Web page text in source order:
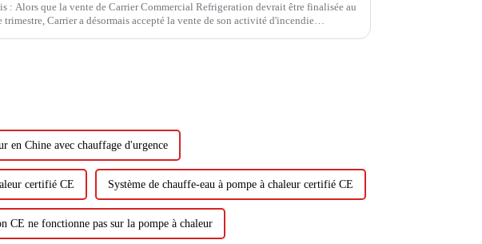
: Alors que la vente de Carrier Commercial Refrigeration devrait être finalisée au
trimestre, Carrier a désormais accepté la vente de son activité d'incendie
en Chine avec chauffage d'urgence
certifié CE Système de chauffe-eau à pompe à chaleur certifié CE
CE ne fonctionne pas sur la pompe à chaleur